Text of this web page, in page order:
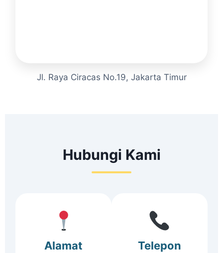
Jl. Raya Ciracas No.19, Jakarta Timur
Hubungi Kami
Alamat Telepon